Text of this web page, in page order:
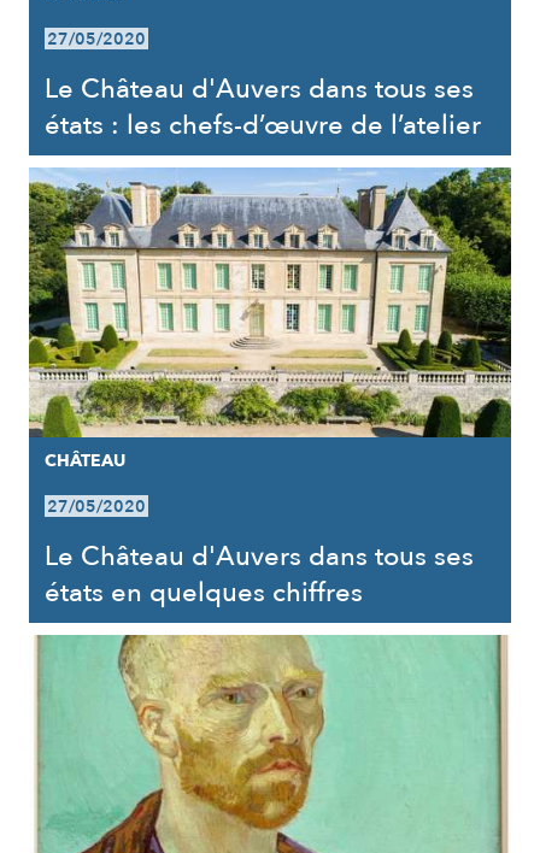
27/05/2020
Le Château d'Auvers dans tous ses
états : les chefs-d’œuvre de l’atelier
CHÂTEAU
27/05/2020
Le Château d'Auvers dans tous ses
états en quelques chiffres